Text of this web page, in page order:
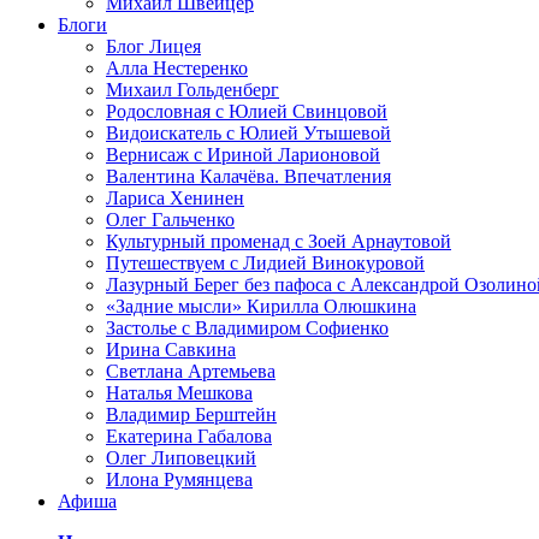
Блоги
Блог Лицея
Алла Нестеренко
Михаил Гольденберг
Родословная с Юлией Свинцовой
Видоискатель с Юлией Утышевой
Вернисаж с Ириной Ларионовой
Валентина Калачёва. Впечатления
Лариса Хенинен
Олег Гальченко
Культурный променад с Зоей Арнаутовой
Путешествуем с Лидией Винокуровой
Лазурный Берег без пафоса с Александрой
«Задние мысли» Кирилла Олюшкина
Застолье с Владимиром Софиенко
Ирина Савкина
Светлана Артемьева
Наталья Мешкова
Владимир Берштейн
Екатерина Габалова
Олег Липовецкий
Илона Румянцева
Афиша